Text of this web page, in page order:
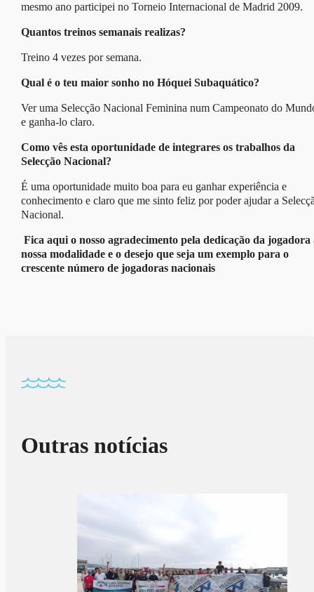
mesmo ano participei no Torneio Internacional de Madrid 2009.
Quantos treinos semanais realizas?
Treino 4 vezes por semana.
Qual é o teu maior sonho no Hóquei Subaquático?
Ver uma Selecção Nacional Feminina num Campeonato do
e ganha-lo claro.
Como vês esta oportunidade de integrares os trabalhos da
Selecção Nacional?
É uma oportunidade muito boa para eu ganhar experiência e
conhecimento e claro que me sinto feliz por poder ajudar a
Nacional.
Fica aqui o nosso agradecimento pela dedicação da jogadora
nossa modalidade e o desejo que seja um exemplo para o
crescente número de jogadoras nacionais
Outras notícias